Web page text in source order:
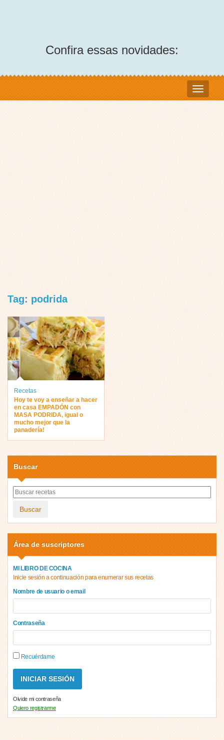
Confira essas novidades:
Tag: podrida
Recetas
Hoy te voy a enseñar a hacer
en casa EMPADÓN con
MASA PODRIDA, igual o
mucho mejor que la
panadería!
Buscar
Buscar
Área de suscriptores
MI LIBRO DE COCINA
Inicie sesión a continuación para enumerar sus recetas
Nombre de usuario o email
Contraseña
Recuérdame
Olvide mi contraseña
Quiero registrarme